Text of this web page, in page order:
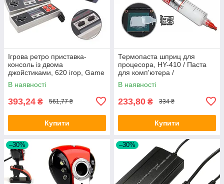
Ігрова ретро приставка-
консоль із двома
джойстиками, 620 ігор, Game
Retro-620 / Дитяча консоль
для ТБ
В наявності
393,24 ₴ 561,77 ₴
Купити
Термопаста шприц для
процесора, HY-410 / Паста
для комп'ютера /
Універсальна паста для
ноутбука
В наявності
233,80 ₴ 334 ₴
Купити
–30% –30%